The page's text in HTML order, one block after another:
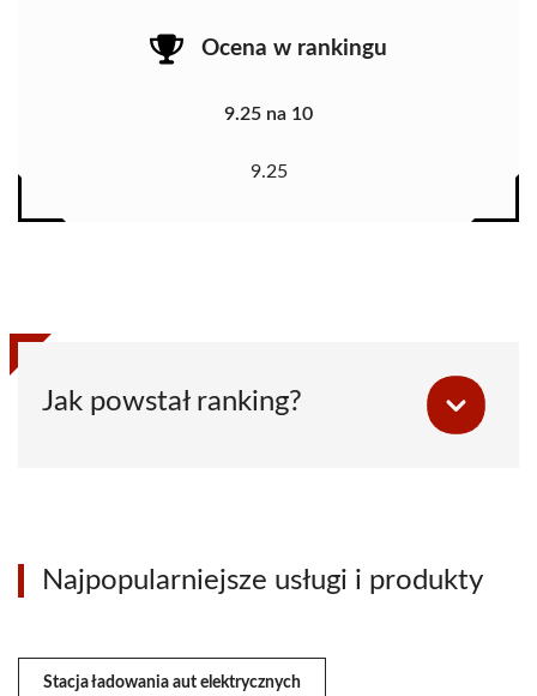
Ocena w rankingu
9.25 na 10
9.25
Jak powstał ranking?
Najpopularniejsze usługi i produkty
Stacja ładowania aut elektrycznych